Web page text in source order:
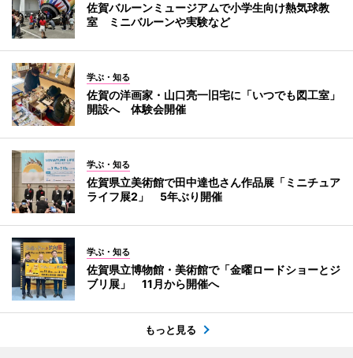
佐賀バルーンミュージアムで小学生向け熱気球教
室 ミニバルーンや実験など
学ぶ・知る
佐賀の洋画家・山口亮一旧宅に「いつでも図工室」
開設へ 体験会開催
学ぶ・知る
佐賀県立美術館で田中達也さん作品展「ミニチュア
ライフ展2」 5年ぶり開催
学ぶ・知る
佐賀県立博物館・美術館で「金曜ロードショーとジ
ブリ展」 11月から開催へ
もっと見る